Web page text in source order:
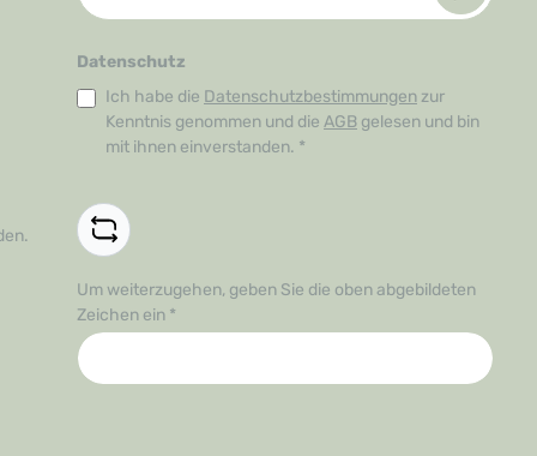
Datenschutz
Ich habe die Datenschutzbestimmungen zur
Kenntnis genommen und die AGB gelesen und bin
mit ihnen einverstanden. *
Um weiterzugehen, geben Sie die oben abgebildeten
Zeichen ein *